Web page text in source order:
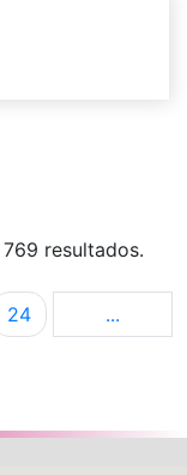
resultados.
TAB para
Página
24 ...